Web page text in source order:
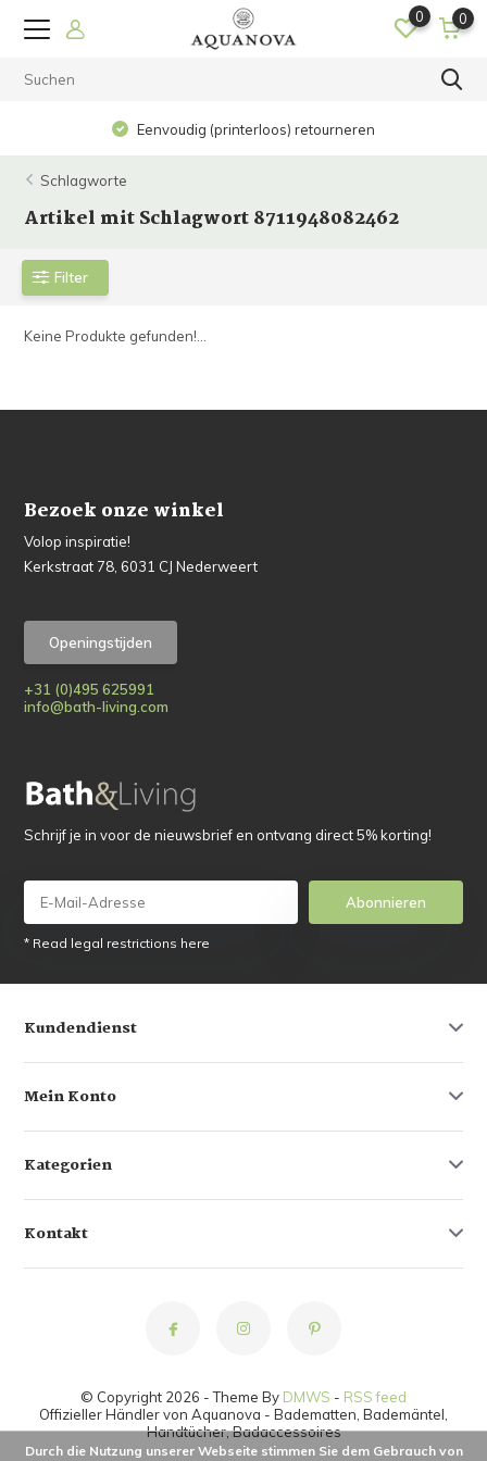
0 0
Eenvoudig (printerloos) retourneren
Schlagworte
Artikel mit Schlagwort 8711948082462
Filter
Keine Produkte gefunden!...
Bezoek onze winkel
Volop inspiratie!
Kerkstraat 78, 6031 CJ Nederweert
Openingstijden
+31 (0)495 625991
info@bath-living.com
Schrijf je in voor de nieuwsbrief en ontvang direct 5% korting!
Abonnieren
* Read legal restrictions here
Kundendienst
Mein Konto
Kategorien
Kontakt
© Copyright 2026 - Theme By DMWS - RSS feed
Offizieller Händler von Aquanova - Badematten, Bademäntel,
Handtücher, Badaccessoires
Durch die Nutzung unserer Webseite stimmen Sie dem Gebrauch von